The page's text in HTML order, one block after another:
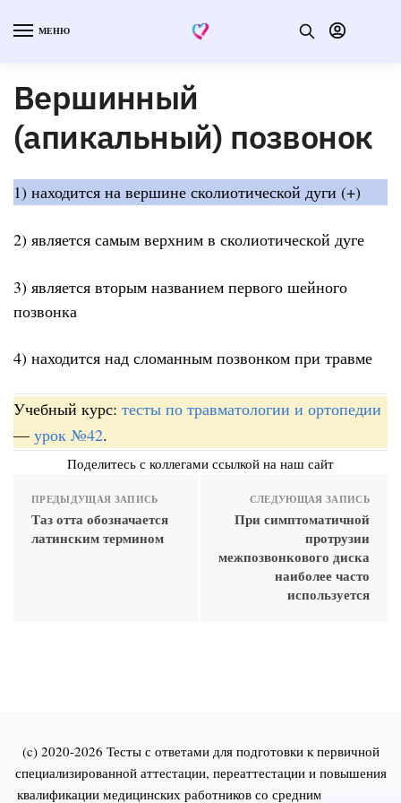
МЕНЮ
Вершинный
(апикальный) позвонок
1) находится на вершине сколиотической дуги (+)
2) является самым верхним в сколиотической дуге
3) является вторым названием первого шейного
позвонка
4) находится над сломанным позвонком при травме
Учебный курс: тесты по травматологии и ортопедии
— урок №42.
Поделитесь с коллегами ссылкой на наш сайт
ПРЕДЫДУЩАЯ ЗАПИСЬ
Таз отта обозначается
латинским термином
СЛЕДУЮЩАЯ ЗАПИСЬ
При симптоматичной
протрузии
межпозвонкового диска
наиболее часто
используется
(c) 2020-2026 Тесты с ответами для подготовки к первичной
специализированной аттестации, переаттестации и повышения
квалификации медицинских работников со средним и высшим